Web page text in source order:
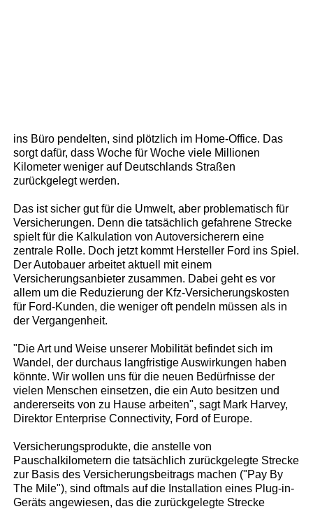
ins Büro pendelten, sind plötzlich im Home-Office. Das
sorgt dafür, dass Woche für Woche viele Millionen
Kilometer weniger auf Deutschlands Straßen
zurückgelegt werden.
Das ist sicher gut für die Umwelt, aber problematisch für
Versicherungen. Denn die tatsächlich gefahrene Strecke
spielt für die Kalkulation von Autoversicherern eine
zentrale Rolle. Doch jetzt kommt Hersteller Ford ins Spiel.
Der Autobauer arbeitet aktuell mit einem
Versicherungsanbieter zusammen. Dabei geht es vor
allem um die Reduzierung der Kfz-Versicherungskosten
für Ford-Kunden, die weniger oft pendeln müssen als in
der Vergangenheit.
"Die Art und Weise unserer Mobilität befindet sich im
Wandel, der durchaus langfristige Auswirkungen haben
könnte. Wir wollen uns für die neuen Bedürfnisse der
vielen Menschen einsetzen, die ein Auto besitzen und
andererseits von zu Hause arbeiten", sagt Mark Harvey,
Direktor Enterprise Connectivity, Ford of Europe.
Versicherungsprodukte, die anstelle von
Pauschalkilometern die tatsächlich zurückgelegte Strecke
zur Basis des Versicherungsbeitrags machen ("Pay By
The Mile"), sind oftmals auf die Installation eines Plug-in-
Geräts angewiesen, das die zurückgelegte Strecke